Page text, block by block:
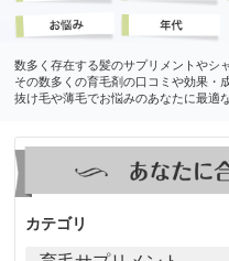
数多く存在する髪のサプリメントやシ
その数多くの育毛剤の口コミや効果・
抜け毛や薄毛でお悩みのあなたに最適
カテゴリ